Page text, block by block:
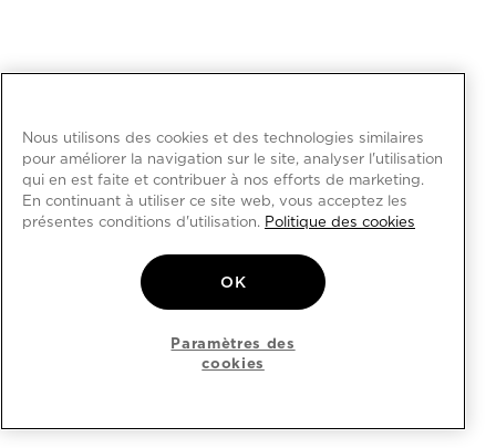
Nous utilisons des cookies et des technologies similaires
pour améliorer la navigation sur le site, analyser l'utilisation
qui en est faite et contribuer à nos efforts de marketing.
En continuant à utiliser ce site web, vous acceptez les
présentes conditions d'utilisation. Politique des cookies
OK
Paramètres des
cookies